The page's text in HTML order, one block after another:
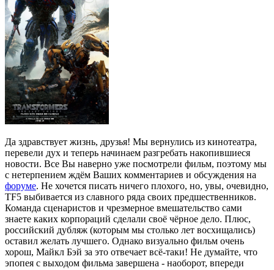
Да здравствует жизнь, друзья! Мы вернулись из кинотеатра,
перевели дух и теперь начинаем разгребать накопившиеся
новости. Все Вы наверно уже посмотрели фильм, поэтому мы
с нетерпением ждём Ваших комментариев и обсуждения на
форуме. Не хочется писать ничего плохого, но, увы, очевидно,
TF5 выбивается из славного ряда своих предшественников.
Команда сценаристов и чрезмерное вмешательство сами
знаете каких корпораций сделали своё чёрное дело. Плюс,
российский дубляж (которым мы столько лет восхищались)
оставил желать лучшего. Однако визуально фильм очень
хорош, Майкл Бэй за это отвечает всё-таки! Не думайте, что
эпопея с выходом фильма завершена - наоборот, впереди